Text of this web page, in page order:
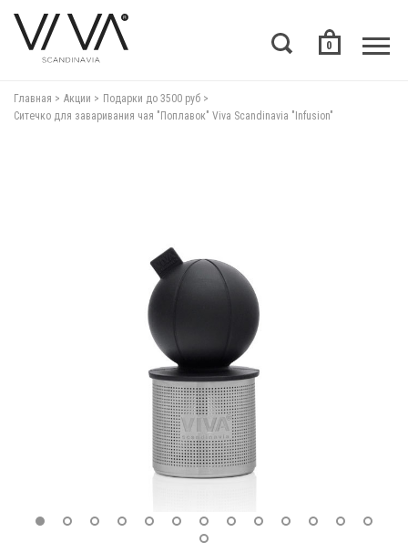
0
Главная Акции
Подарки до 3500 руб
Ситечко для заваривания чая "Поплавок" Viva Scandinavia "Infusion"